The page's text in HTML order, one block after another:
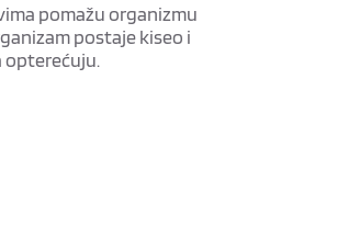
pomažu organizmu
postaje kiseo i
opterećuju.